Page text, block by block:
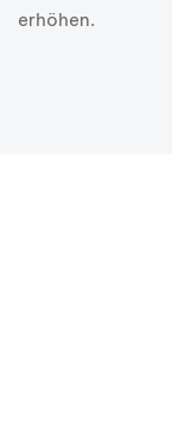
erhöhen.